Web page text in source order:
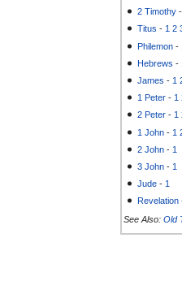
2 Timothy
Titus - 1 2
Philemon -
Hebrews -
James - 1
1 Peter - 1
2 Peter -1
1 John - 1
2 John - 1
3 John - 1
Jude - 1
Revelation
See Also: Old